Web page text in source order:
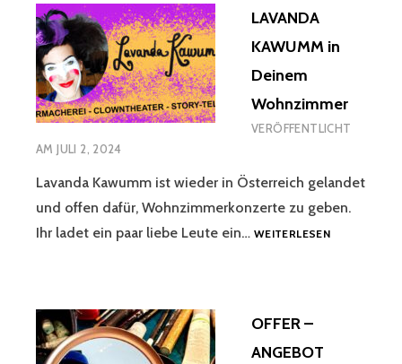
LAVANDA
KAWUMM in
Deinem
Wohnzimmer
VERÖFFENTLICHT
AMJULI 2, 2024
Lavanda Kawumm ist wieder in Österreich gelandet
und offen dafür, Wohnzimmerkonzerte zu geben.
Ihr ladet ein paar liebe Leute ein… WEITERLESENLAVANDA
OFFER –
ANGEBOT